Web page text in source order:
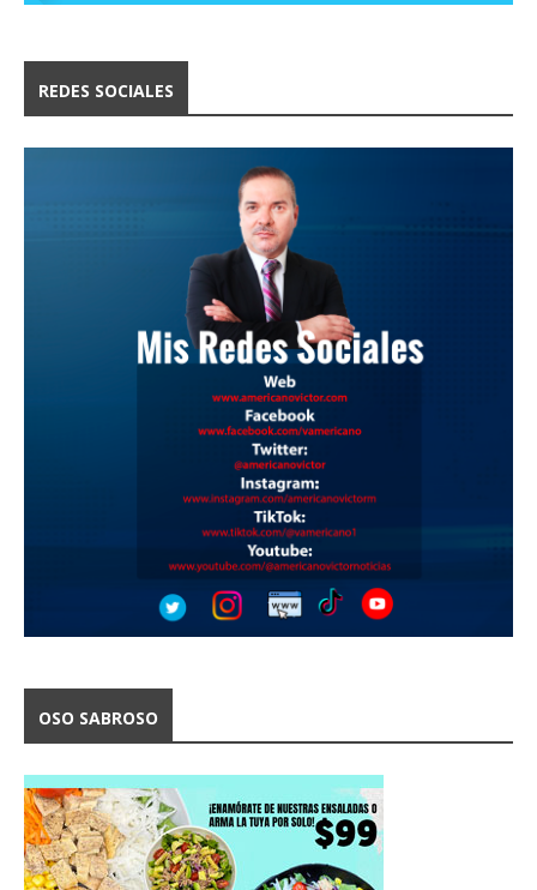
REDES SOCIALES
OSO SABROSO